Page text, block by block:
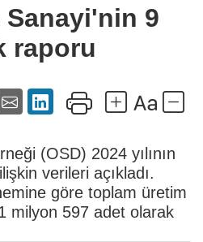
9
raporu
(OSD) 2024 yılının
verileri açıkladı.
göre toplam üretim
milyon 597 adet olarak